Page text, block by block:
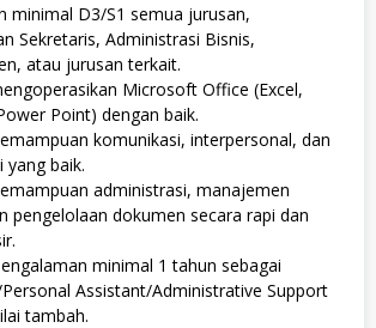
minimal D3/S1 semua jurusan,
Sekretaris, Administrasi Bisnis,
atau jurusan terkait.
Microsoft Office (Excel,
Point) dengan baik.
komunikasi, interpersonal, dan
yang baik.
administrasi, manajemen
pengelolaan dokumen secara rapi dan
minimal 1 tahun sebagai
Assistant/Administrative Support
tambah.